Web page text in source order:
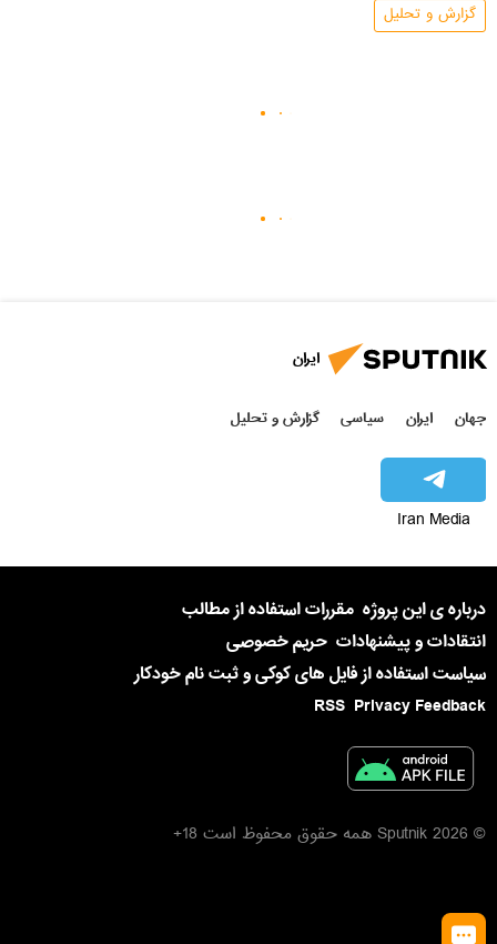
گزارش و تحلیل
ایران
جهان ایران سیاسی گزارش و تحلیل
Iran Media
درباره ی این پروژه مقررات استفاده از مطالب
انتقادات و پیشنهادات حریم خصوصی
سیاست استفاده از فایل های کوکی و ثبت نام خودکار
Privacy Feedback
RSS
© 2026 Sputnik همه حقوق محفوظ است 18+